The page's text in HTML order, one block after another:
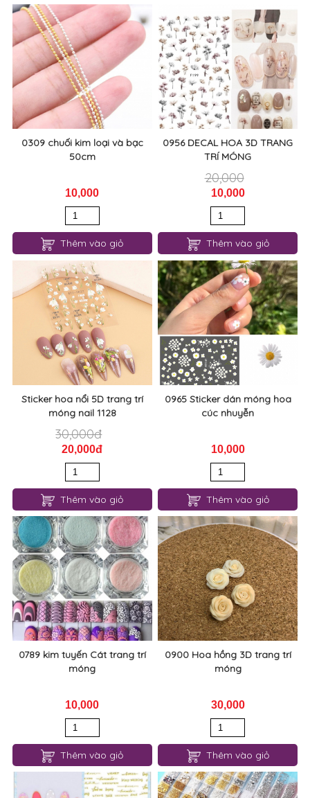
0309 chuối kim loại và bạc
50cm
10,000
0956 DECAL HOA 3D TRANG
TRÍ MÓNG
20,000
10,000
Sticker hoa nổi 5D trang trí
móng nail 1128
30,000đ
20,000đ
0965 Sticker dán móng hoa
cúc nhuyễn
10,000
0789 kim tuyến Cát trang trí
móng
10,000
0900 Hoa hồng 3D trang trí
móng
30,000